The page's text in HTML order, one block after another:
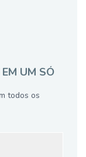
UM SÓ
todos os